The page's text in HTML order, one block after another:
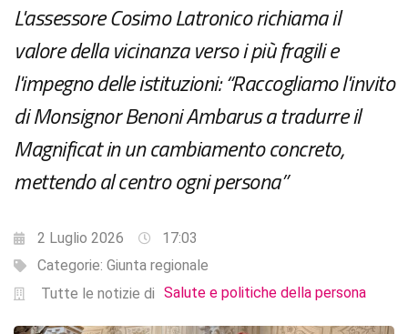
L'assessore Cosimo Latronico richiama il
valore della vicinanza verso i più fragili e
l'impegno delle istituzioni: “Raccogliamo l'invito
di Monsignor Benoni Ambarus a tradurre il
Magnificat in un cambiamento concreto,
mettendo al centro ogni persona”
2 Luglio 2026
17:03
Categorie: Giunta regionale
Tutte le notizie di Salute e politiche della persona